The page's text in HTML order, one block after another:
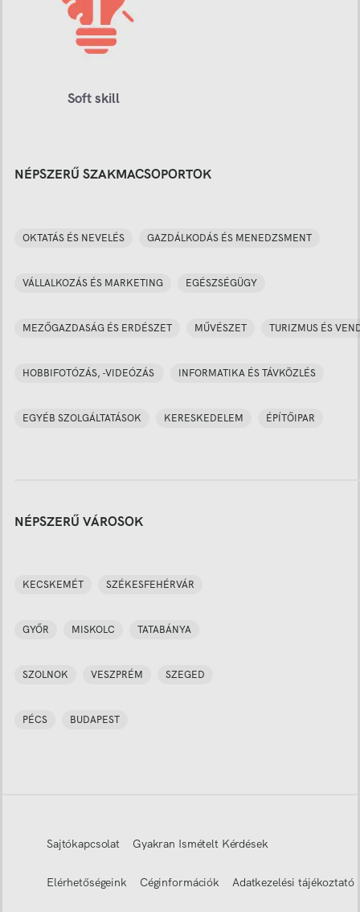
Soft skill
NÉPSZERŰ SZAKMACSOPORTOK
OKTATÁS ÉS NEVELÉS GAZDÁLKODÁS ÉS MENEDZSMENT
VÁLLALKOZÁS ÉS MARKETING EGÉSZSÉGÜGY
MEZŐGAZDASÁG ÉS ERDÉSZET MŰVÉSZET TURIZMUS ÉS
HOBBIFOTÓZÁS, -VIDEÓZÁS INFORMATIKA ÉS TÁVKÖZLÉS
EGYÉB SZOLGÁLTATÁSOK KERESKEDELEM ÉPÍTŐIPAR
NÉPSZERŰ VÁROSOK
KECSKEMÉT SZÉKESFEHÉRVÁR
GYŐR MISKOLC TATABÁNYA
SZOLNOK VESZPRÉM SZEGED
PÉCS BUDAPEST
Sajtókapcsolat Gyakran Ismételt Kérdések
Elérhetőségeink Céginformációk Adatkezelési tájékoztató